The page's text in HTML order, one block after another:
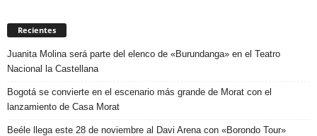
Recientes
Juanita Molina será parte del elenco de «Burundanga» en el Teatro
Nacional la Castellana
Bogotá se convierte en el escenario más grande de Morat con el
lanzamiento de Casa Morat
Beéle llega este 28 de noviembre al Davi Arena con «Borondo Tour»